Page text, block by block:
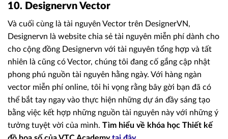
10. Designervn Vector
Và cuối cùng là tài nguyên Vector trên DesignerVN,
Designervn là website chia sẻ tài nguyên miễn phí dành cho
cho cộng đồng Designervn với tài nguyên tổng hợp và tất
nhiên là cũng có Vector, chúng tôi đang cố gắng cập nhật
phong phú nguồn tài nguyên hằng ngày. Với hàng ngàn
vector miễn phí online, tôi hi vọng rằng bây gời bạn đã có
thể bắt tay ngay vào thực hiện những dự án đầy sáng tạo
bằng việc kết hợp những nguồn tài nguyên này với những ý
tưởng tuyệt vời của mình. Tìm hiểu về khóa học Thiết kế